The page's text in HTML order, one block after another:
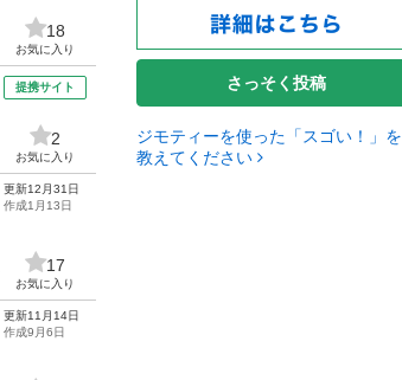
18
お気に入り
提携サイト
2
お気に入り
更新12月31日
作成1月13日
17
お気に入り
更新11月14日
作成9月6日
さっそく投稿
ジモティーを使った「スゴい！」を
教えてください